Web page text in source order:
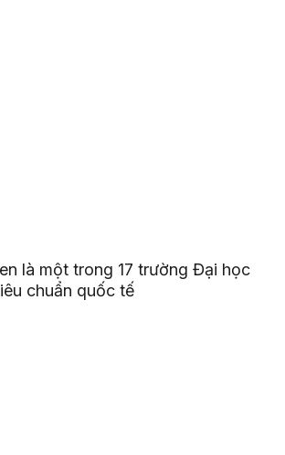
là một trong 17 trường Đại học
chuẩn quốc tế